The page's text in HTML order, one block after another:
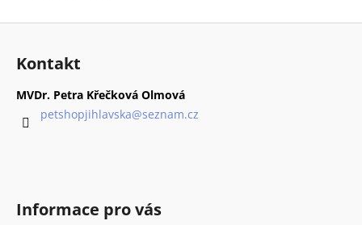
Z
Kontakt
MVDr. Petra Křečková Olmová
petshopjihlavska@seznam.cz
Informace pro vás